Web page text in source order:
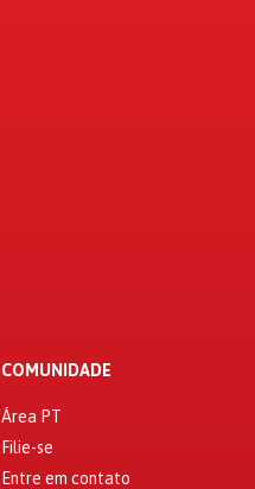
COMUNIDADE
Área PT
Filie-se
Entre em contato